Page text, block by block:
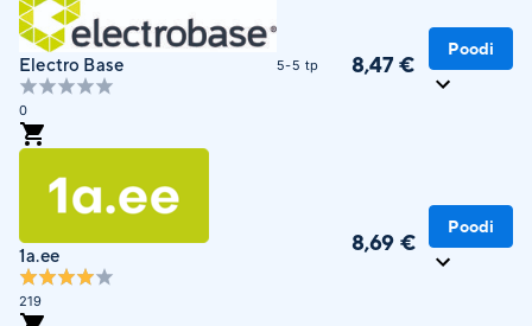
Electro Base
0
5-5 tp 8,47 €
Poodi
1a.ee
219
8,69 €
Poodi